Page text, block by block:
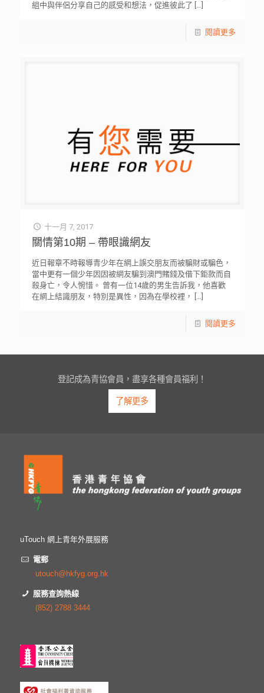
組中與伴侶分享自己的感受和想法，促進彼此了 […]
閱讀更多
十一月 7, 2017
關情第10期 – 帶眼識網友
近日報章不時報導青少年在網上誤交朋友而被騙財或騙色，
當中更有一個少年因因被網友騙到澳門賭錢及借下鉅款而自
殺身亡，令人惋惜。 曾有一位14歲的男生告訴我，他喜歡
在網上結識朋友，特別是異性，因為在學校裡，
[…]
閱讀更多
登記成為青協會員，盡享各種會員福利！
了解更多
uTouch 網上青年外展服務
電郵
utouch@hkfyg.org.hk
服務查詢熱線
(852) 2788 3444